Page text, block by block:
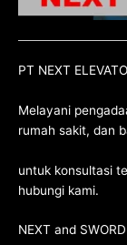
PT NEXT
Melayani
rumah sakit, dan
untuk konsultasi
hubungi kami.
NEXT and